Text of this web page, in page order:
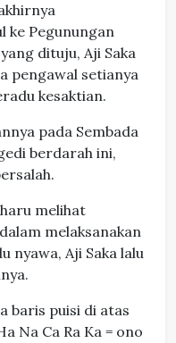
ke Pegunungan
dituju, Aji Saka
pengawal setianya
kesaktian.
pada Sembada
berdarah ini,
melihat
melaksanakan
nyawa, Aji Saka lalu
baris puisi di atas
Na Ca Ra Ka = ono